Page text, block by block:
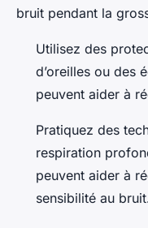
bruit pendant la
Utilisez des
d’oreilles ou des
peuvent aider à
Pratiquez des
respiration
peuvent aider à
sensibilité au